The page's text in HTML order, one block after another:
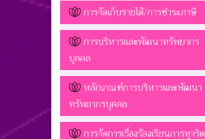
การจัดเก็บรายได้/การชำระภาษี
การบริหารและพัฒนาทรัพยากร
บุคคล
หลักเกณฑ์การบริหารและพัฒนา
ทรัพยากรบุคคล
การจัดการเรื่องร้องเรียนการทุจริต